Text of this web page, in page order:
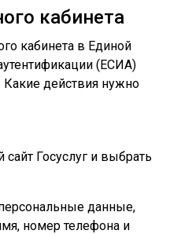
кабинета
кабинета в Единой
(ЕСИА)
Какие действия нужно
Госуслуг и выбрать
данные,
номер телефона и